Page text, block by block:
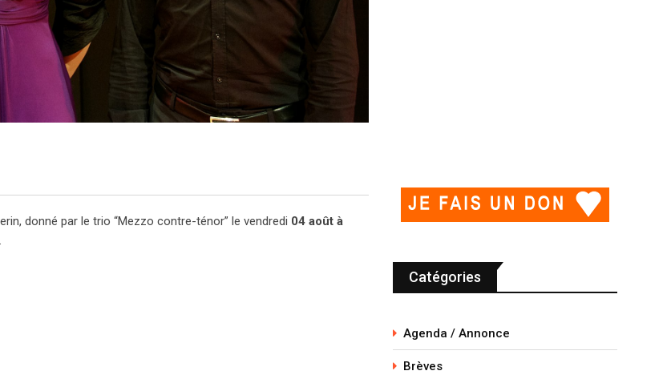
donné par le trio “Mezzo contre-ténor” le vendredi 04 août à
Catégories
Agenda / Annonce
Brèves